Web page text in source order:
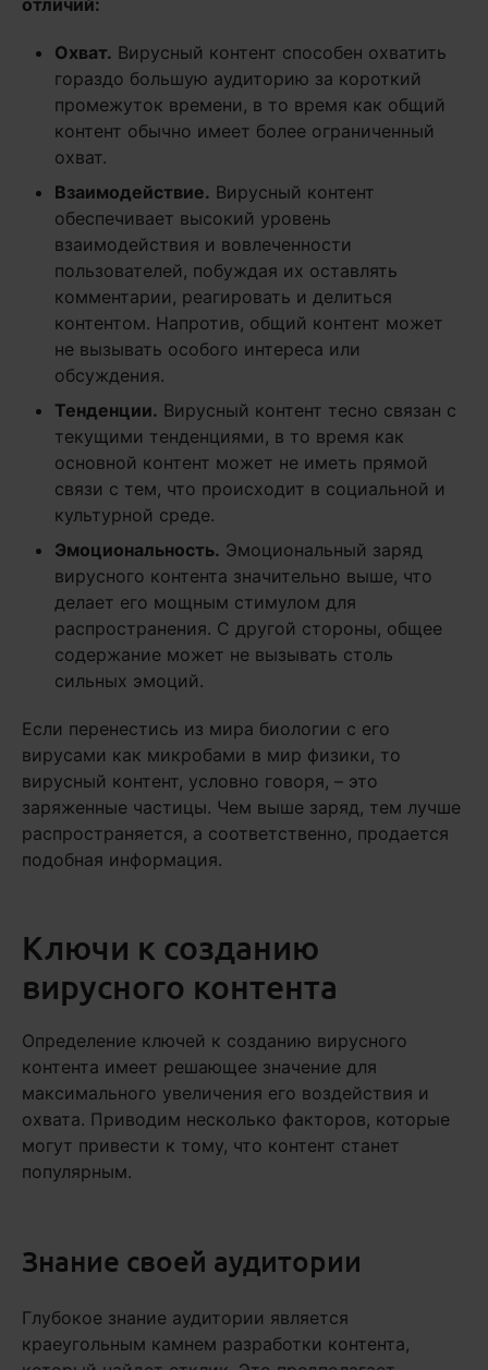
отличий:
Охват. Вирусный контент способен охватить
гораздо большую аудиторию за короткий
промежуток времени, в то время как общий
контент обычно имеет более ограниченный
охват.
Взаимодействие. Вирусный контент
обеспечивает высокий уровень
взаимодействия и вовлеченности
пользователей, побуждая их оставлять
комментарии, реагировать и делиться
контентом. Напротив, общий контент может
не вызывать особого интереса или
обсуждения.
Тенденции. Вирусный контент тесно связан с
текущими тенденциями, в то время как
основной контент может не иметь прямой
связи с тем, что происходит в социальной и
культурной среде.
Эмоциональность. Эмоциональный заряд
вирусного контента значительно выше, что
делает его мощным стимулом для
распространения. С другой стороны, общее
содержание может не вызывать столь
сильных эмоций.
Если перенестись из мира биологии с его
вирусами как микробами в мир физики, то
вирусный контент, условно говоря, – это
заряженные частицы. Чем выше заряд, тем лучше
распространяется, а соответственно, продается
подобная информация.
Ключи к созданию
вирусного контента
Определение ключей к созданию вирусного
контента имеет решающее значение для
максимального увеличения его воздействия и
охвата. Приводим несколько факторов, которые
могут привести к тому, что контент станет
популярным.
Знание своей аудитории
Глубокое знание аудитории является
краеугольным камнем разработки контента,